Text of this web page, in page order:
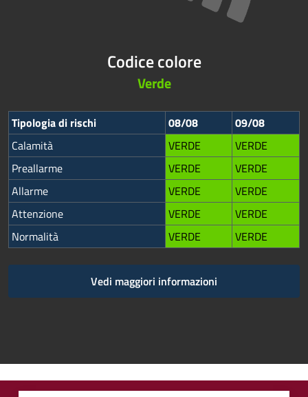
Codice colore
Verde
Tipologia di rischi 08/08
09/08
Calamità
VERDE
VERDE
Preallarme
VERDE
VERDE
Allarme
VERDE
VERDE
Attenzione
VERDE
VERDE
Normalità
VERDE VERDE
Vedi maggiori informazioni